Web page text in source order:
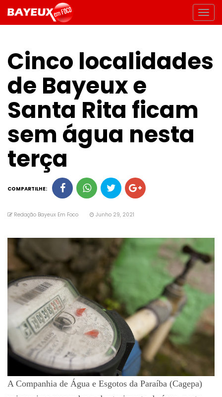
Cinco localidades
de Bayeux e
Santa Rita ficam
sem água nesta
terça
COMPARTILHE:
Redação Bayeux Em Foco Junho 29, 2021
A Companhia de Água e Esgotos da Paraíba (Cagepa)